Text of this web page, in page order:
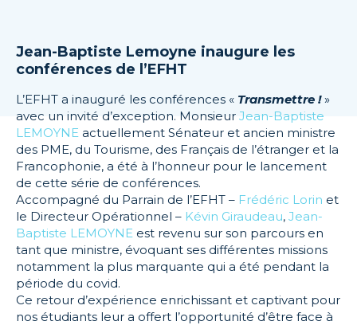
Jean-Baptiste Lemoyne inaugure les
conférences de l’EFHT
L’EFHT a inauguré les conférences « Transmettre !»
avec un invité d’exception. Monsieur Jean-Baptiste
LEMOYNE actuellement Sénateur et ancien ministre
des PME, du Tourisme, des Français de l’étranger et la
Francophonie, a été à l’honneur pour le lancement
de cette série de conférences.
Accompagné du Parrain de l’EFHT – Frédéric Lorin et
le Directeur Opérationnel – Kévin Giraudeau, Jean-
Baptiste LEMOYNE est revenu sur son parcours en
tant que ministre, évoquant ses différentes missions
notamment la plus marquante qui a été pendant la
période du covid.
Ce retour d’expérience enrichissant et captivant pour
nos étudiants leur a offert l’opportunité d’être face à